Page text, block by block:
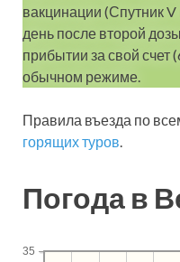
вакцинации (Спутник
день после второй
прибытии за свой счет
обычном режиме.
Правила въезда по
горящих туров.
Погода в